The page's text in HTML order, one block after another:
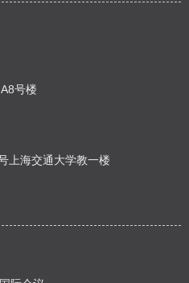
号楼
上海交通大学教一楼